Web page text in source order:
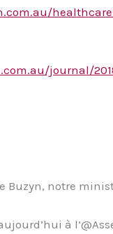
journal/
Buzyn, notre
à